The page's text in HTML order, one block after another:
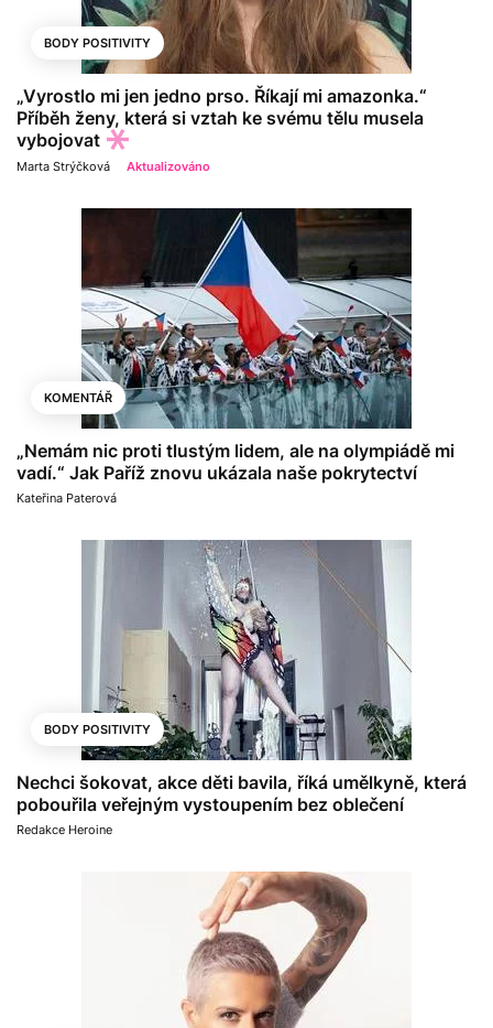
BODY POSITIVITY
„Vyrostlo mi jen jedno prso. Říkají mi amazonka.“
Příběh ženy, která si vztah ke svému tělu musela
vybojovat
Marta Strýčková Aktualizováno
KOMENTÁŘ
„Nemám nic proti tlustým lidem, ale na olympiádě mi
vadí.“ Jak Paříž znovu ukázala naše pokrytectví
Kateřina Paterová
BODY POSITIVITY
Nechci šokovat, akce děti bavila, říká umělkyně, která
pobouřila veřejným vystoupením bez oblečení
Redakce Heroine